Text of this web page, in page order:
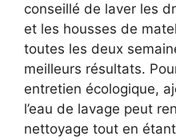
conseillé de laver les
et les housses de
toutes les deux
meilleurs résultats.
entretien écologique,
l’eau de lavage peut
nettoyage tout en